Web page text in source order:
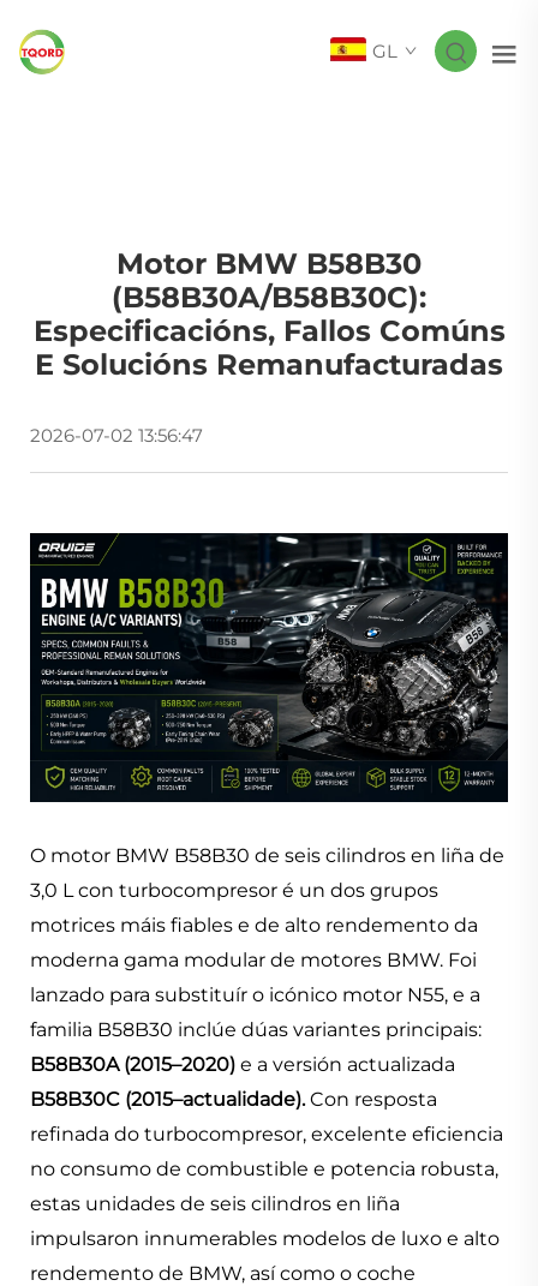
GL
Motor BMW B58B30
(B58B30A/B58B30C):
Especificacións, Fallos Comúns
E Solucións Remanufacturadas
2026-07-02 13:56:47
O motor BMW B58B30 de seis cilindros en liña de
3,0 L con turbocompresor é un dos grupos
motrices máis fiables e de alto rendemento da
moderna gama modular de motores BMW. Foi
lanzado para substituír o icónico motor N55, e a
familia B58B30 inclúe dúas variantes principais:
B58B30A (2015–2020) e a versión actualizada
B58B30C (2015–actualidade).Con resposta
refinada do turbocompresor, excelente eficiencia
no consumo de combustible e potencia robusta,
estas unidades de seis cilindros en liña
impulsaron innumerables modelos de luxo e alto
rendemento de BMW, así como o coche